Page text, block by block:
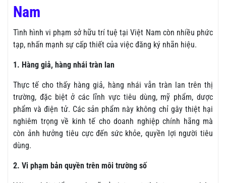
Nam
Tình hình vi phạm sở hữu trí tuệ tại Việt Nam còn nhiều phức
tạp, nhấn mạnh sự cấp thiết của việc đăng ký nhãn hiệu.
1. Hàng giả, hàng nhái tràn lan
Thực tế cho thấy hàng giả, hàng nhái vẫn tràn lan trên thị
trường, đặc biệt ở các lĩnh vực tiêu dùng, mỹ phẩm, dược
phẩm và điện tử. Các sản phẩm này không chỉ gây thiệt hại
nghiêm trọng về kinh tế cho doanh nghiệp chính hãng mà
còn ảnh hưởng tiêu cực đến sức khỏe, quyền lợi người tiêu
dùng.
2. Vi phạm bản quyền trên môi trường số